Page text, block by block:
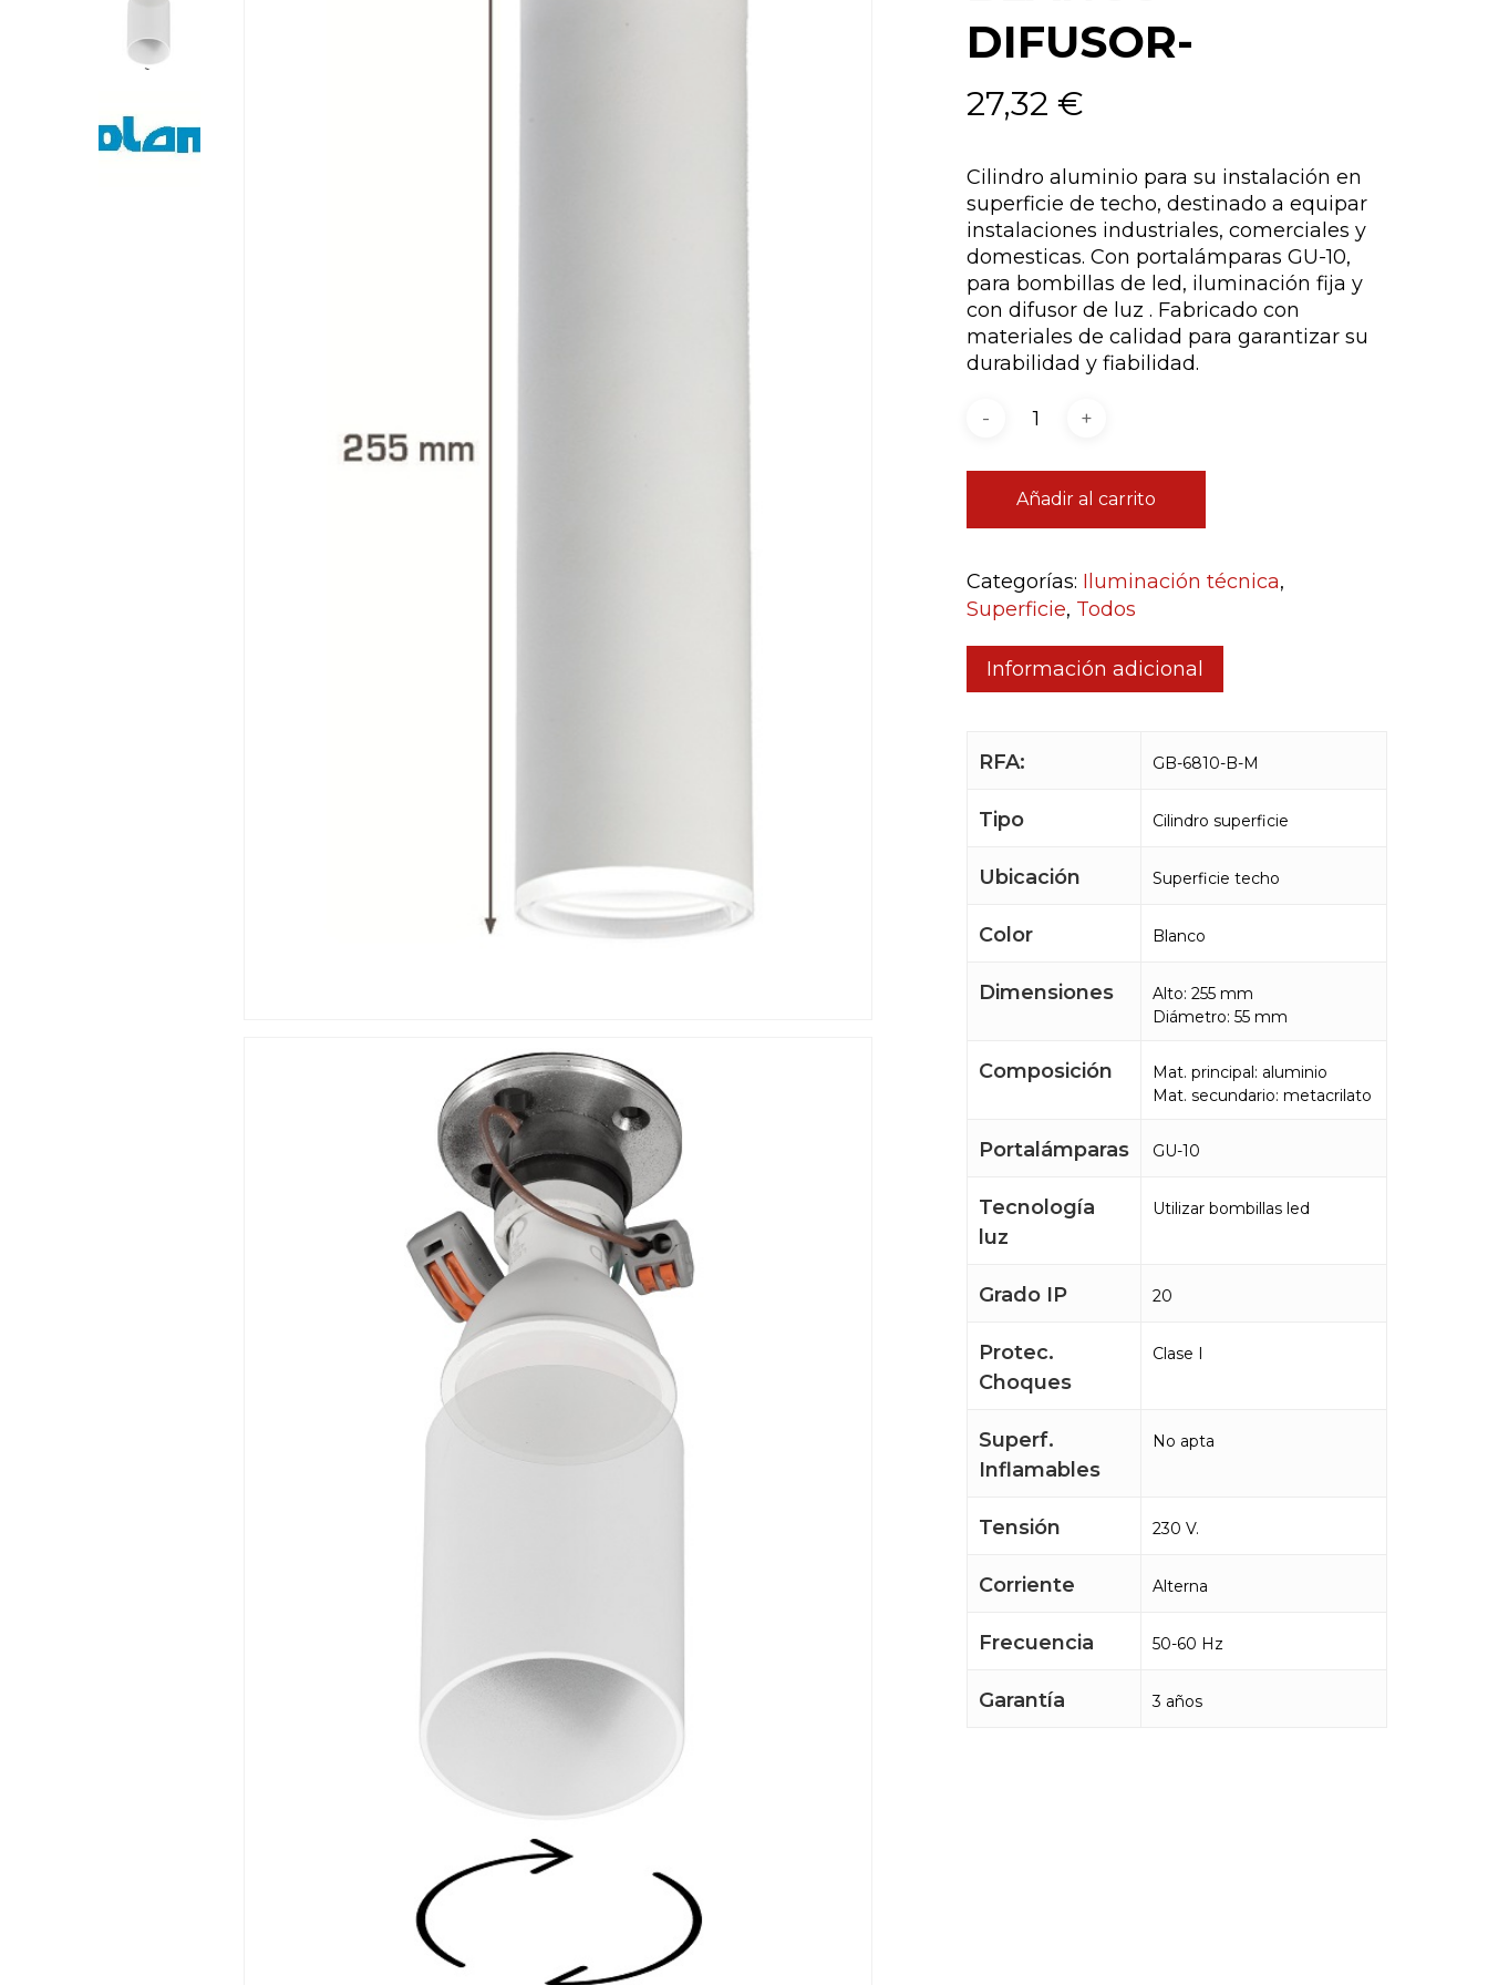
DIFUSOR-
27,32€
Cilindro aluminio para su instalación en
superficie de techo, destinado a equipar
instalaciones industriales, comerciales y
domesticas. Con portalámparas GU-10,
para bombillas de led, iluminación fija y
con difusor de luz . Fabricado con
materiales de calidad para garantizar su
durabilidad y fiabilidad.
Añadir al carrito
Categorías: Iluminación técnica,
Superficie, Todos
Información adicional
RFA: GB-6810-B-M
Tipo Cilindro superficie
Ubicación Superficie techo
Color Blanco
Dimensiones
Alto: 255 mm
Diámetro: 55 mm
Composición
Mat. principal: aluminio
Mat. secundario: metacrilato
Portalámparas GU-10
Tecnología
luz
Utilizar bombillas led
Grado IP 20
Protec.
Choques
Clase I
Superf.
Inflamables
No apta
Tensión 230 V.
Corriente Alterna
Frecuencia 50-60 Hz
Garantía 3 años